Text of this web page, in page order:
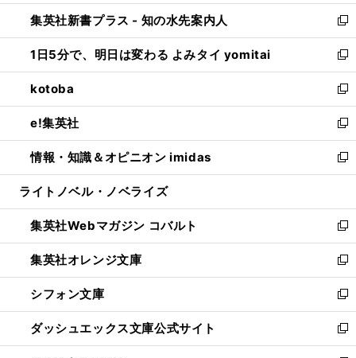
開
く
ン
ド
ウ
で
開
く
ウ
ィ
ン
ド
ウ
で
開
く
し
い
ウ
ィ
ン
ド
ウ
で
開
く
集英社新書プラス - 知の水先案内人
新
し
い
ウ
ィ
ン
ド
ウ
で
開
1日5分で、明日は変わる よみタイ yomitai
新
し
い
ウ
ィ
ン
ド
ウ
開
く
kotoba
新
し
い
ウ
ィ
ン
ウ
で
開
く
e!集英社
新
し
い
ウ
ン
ド
ウ
で
開
く
情報・知識＆オピニオン imidas
新
し
ウ
ィ
ン
ド
ウ
で
開
く
ライトノベル・ノベライズ
集英社Webマガジン コバルト
新
し
い
ウ
ィ
ン
ド
ウ
集英社オレンジ文庫
新
し
い
ウ
ィ
ン
シフォン文庫
新
し
い
ウ
ダッシュエックス文庫公式サイト
新
し